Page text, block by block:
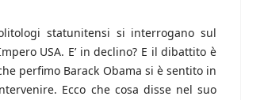
statunitensi si interrogano sul
USA. E’ in declino? E il dibattito è
perfimo Barack Obama si è sentito in
Ecco che cosa disse nel suo